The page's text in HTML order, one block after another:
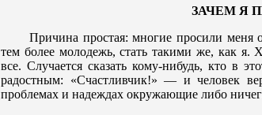
ЗАЧЕМ Я
Причина простая: многие просили меня
тем более молодежь, стать такими же, как я.
все. Случается сказать кому-нибудь, кто в
радостным: «Счастливчик!» — и человек
проблемах и надеждах окружающие либо